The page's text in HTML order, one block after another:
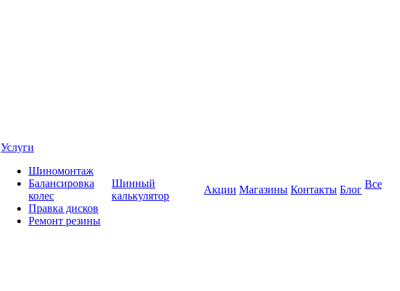
Услуги
Шиномонтаж
Балансировка
колес
Правка дисков
Ремонт резины
Шинный
калькулятор
Акции Магазины Контакты Блог Все